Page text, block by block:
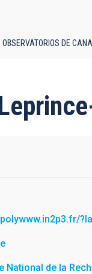
OBSERVATORIOS DE
National de la